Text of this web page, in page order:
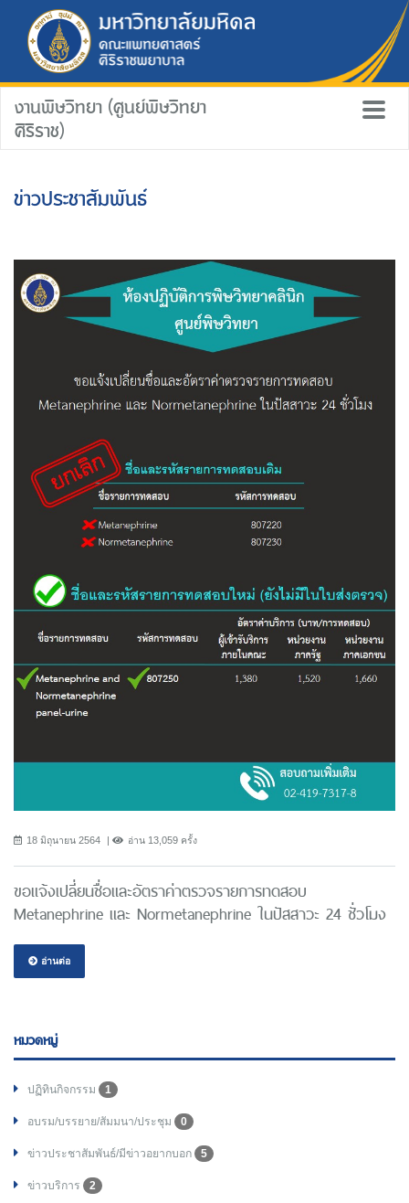
งานพิษวิทยา (ศูนย์พิษวิทยา
ศิริราช)
ข่าวประชาสัมพันธ์
18 มิถุนายน 2564 อ่าน 13,059 ครั้ง
ขอแจ้งเปลี่ยนชื่อและอัตราค่าตรวจรายการทดสอบ
Metanephrine และ Normetanephrine ในปัสสาวะ 24 ชั่วโมง
อ่านต่อ
หมวดหมู่
ปฏิทินกิจกรรม 1
อบรม/บรรยาย/สัมมนา/ประชุม 0
ข่าวประชาสัมพันธ์/มีข่าวอยากบอก 5
ข่าวบริการ 2